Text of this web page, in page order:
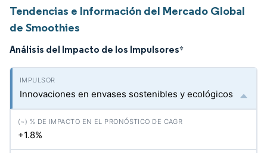
Tendencias e Información del Mercado Global
de Smoothies
Análisis del Impacto de los Impulsores*
Innovaciones en envases sostenibles y ecológicos
+1.8%